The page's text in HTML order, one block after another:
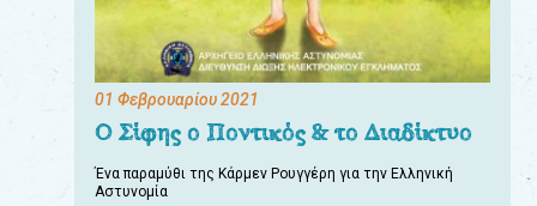
01 Φεβρουαρίου 2021
Ο Σίφης ο Ποντικός & το Διαδίκτυο
Ένα παραμύθι της Κάρμεν Ρουγγέρη για την Ελληνική
Αστυνομία